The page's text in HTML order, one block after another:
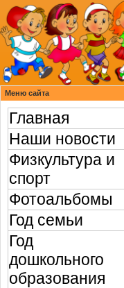
Меню сайта
Главная
Наши новости
Физкультура и
спорт
Фотоальбомы
Год семьи
Год
дошкольного
образования